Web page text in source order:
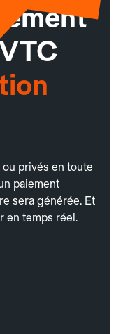
privés en toute
paiement
sera générée. Et
en temps réel.